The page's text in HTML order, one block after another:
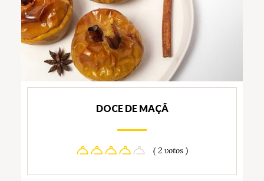
DOCE DE MAÇÃ
( 2 votos )